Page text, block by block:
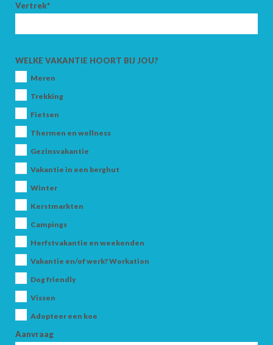
Vertrek*
WELKE VAKANTIE HOORT BIJ JOU?
Meren
Trekking
Fietsen
Thermen en wellness
Gezinsvakantie
Vakantie in een berghut
Winter
Kerstmarkten
Campings
Herfstvakantie en weekenden
Vakantie en/of werk? Workation
Dog friendly
Vissen
Adopteer een koe
Aanvraag